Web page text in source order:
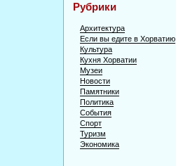
Рубрики
Архитектура
Если вы едите в Хорватию
Культура
Кухня Хорватии
Музеи
Новости
Памятники
Политика
События
Спорт
Туризм
Экономика